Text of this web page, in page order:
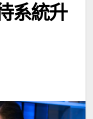
系統升